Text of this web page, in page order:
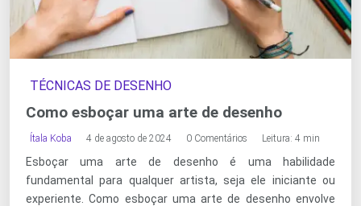
TÉCNICAS DE DESENHO
Como esboçar uma arte de desenho
Ítala Koba 4 de agosto de 2024 0 Comentários Leitura: 4 min
Esboçar uma arte de desenho é uma habilidade
fundamental para qualquer artista, seja ele iniciante ou
experiente. Como esboçar uma arte de desenho envolve